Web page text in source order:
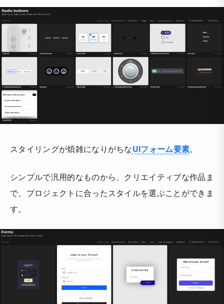
スタイリングが煩雑になりがちなUIフォーム要素。
シンプルで汎用的なものから、クリエイティブな作品ま
で、プロジェクトに合ったスタイルを選ぶことができま
す。